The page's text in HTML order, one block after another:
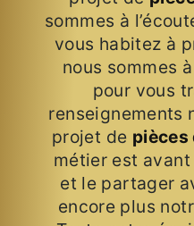
sommes à
vous habitez à
nous sommes
pour vous
renseignements
projet de pièces
métier est
et le partager
encore plus